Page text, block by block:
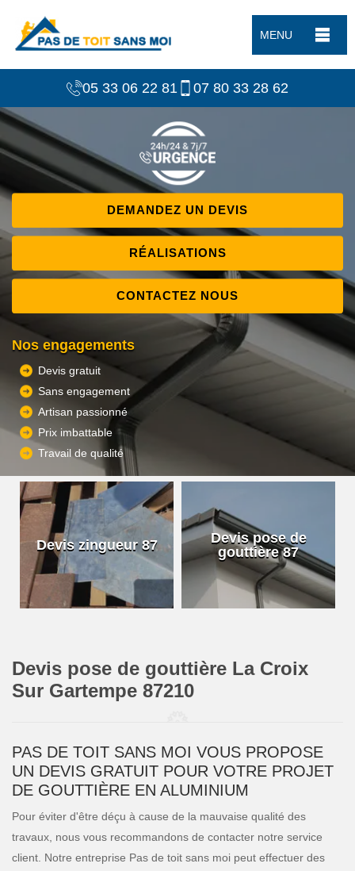
MENU
05 33 06 22 81 07 80 33 28 62
DEMANDEZ UN DEVIS
RÉALISATIONS
CONTACTEZ NOUS
Nos engagements
Devis gratuit
Sans engagement
Artisan passionné
Prix imbattable
Travail de qualité
Devis zingueur 87
Devis pose de
gouttière 87
Devis pose de gouttière La Croix
Sur Gartempe 87210
PAS DE TOIT SANS MOI VOUS PROPOSE
UN DEVIS GRATUIT POUR VOTRE PROJET
DE GOUTTIÈRE EN ALUMINIUM
Pour éviter d'être déçu à cause de la mauvaise qualité des
travaux, nous vous recommandons de contacter notre service
client. Notre entreprise Pas de toit sans moi peut effectuer des